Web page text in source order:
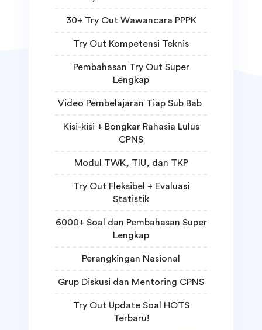
30+ Try Out Wawancara PPPK
Try Out Kompetensi Teknis
Pembahasan Try Out Super
Lengkap
Video Pembelajaran Tiap Sub Bab
Kisi-kisi + Bongkar Rahasia Lulus
CPNS
Modul TWK, TIU, dan TKP
Try Out Fleksibel + Evaluasi
Statistik
6000+ Soal dan Pembahasan Super
Lengkap
Perangkingan Nasional
Grup Diskusi dan Mentoring CPNS
Try Out Update Soal HOTS
Terbaru!